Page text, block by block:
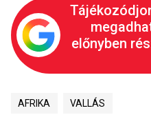
előnyben
AFRIKA VALLÁS